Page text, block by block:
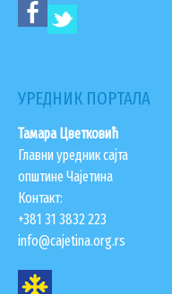
SEARCH FORM
УРЕДНИК ПОРТАЛА
Тамара Цветковић
Главни уредник сајта
општине Чајетина
Контакт:
+381 31 3832 223
info@cajetina.org.rs